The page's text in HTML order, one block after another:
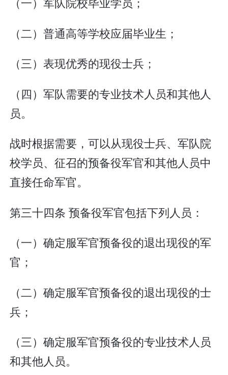
（二）普通高等学校应届毕业生；
（三）表现优秀的现役士兵；
（四）军队需要的专业技术人员和其他人
员。
战时根据需要，可以从现役士兵、军队院
校学员、征召的预备役军官和其他人员中
直接任命军官。
第三十四条 预备役军官包括下列人员：
（一）确定服军官预备役的退出现役的军
官；
（二）确定服军官预备役的退出现役的士
兵；
（三）确定服军官预备役的专业技术人员
和其他人员。